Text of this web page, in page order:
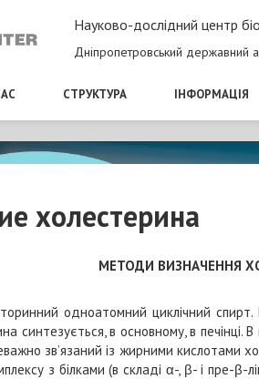
Науково-дослідний центр
Дніпропетровський державний
СТРУКТУРА ІНФОРМАЦІЯ
холестерина
МЕТОДИ ВИЗНАЧЕННЯ
одноатомний циклічний
синтезується, в основному, в печінці.
зв’язаний із жирними кислотами
з білками (в складі α-, β- і пре-